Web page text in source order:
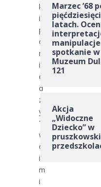
k
i
p
o
m
i
ę
d
z
y
T
w
o
i
m
i
Marzec ’68
latach.
spotkanie w
Muzeum
121
Akcja
„Widoczne
Dziecko” w